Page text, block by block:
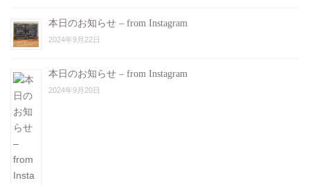
本日のお知らせ – from Instagram
2024年9月22日
本日のお知らせ – from Instagram
2024年9月20日